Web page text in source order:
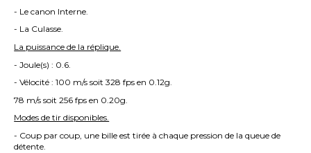
- Le canon Interne.
- La Culasse.
La puissance de la réplique.
- Joule(s) : 0.6.
- Vélocité : 100 m/s soit 328 fps en 0.12g.
78 m/s soit 256 fps en 0.20g.
Modes de tir disponibles.
- Coup par coup, une bille est tirée à chaque pression de la queue de
détente.